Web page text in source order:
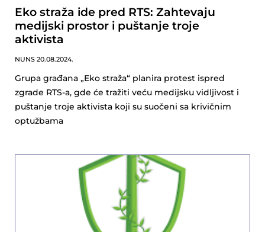
Eko straža ide pred RTS: Zahtevaju
medijski prostor i puštanje troje
aktivista
NUNS 20.08.2024.
Grupa građana „Eko straža“ planira protest ispred
zgrade RTS-a, gde će tražiti veću medijsku vidljivost i
puštanje troje aktivista koji su suočeni sa krivičnim
optužbama